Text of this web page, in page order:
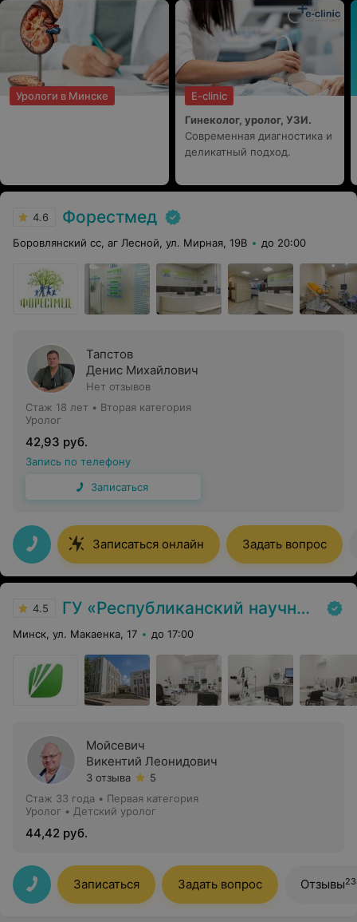
Урологи в Минске
E-clinic
Гинеколог, уролог, УЗИ.
Современная диагностика и
деликатный подход.
4.6 Форестмед
Боровлянский сс, аг Лесной, ул. Мирная, 19В до 20:00
Тапстов
Денис Михайлович
Нет отзывов
Стаж 18 лет • Вторая категория
Уролог
42,93 руб.
Запись по телефону
Записаться
Записаться онлайн Задать вопрос
4.5 ГУ «Республиканский научно-практический центр медицинской экспертизы и реабилитаци»
Минск, ул. Макаенка, 17 до 17:00
Мойсевич
Викентий Леонидович
3 отзыва
5
Стаж 33 года • Первая категория
Уролог • Детский уролог
44,42 руб.
Записаться Задать вопрос Отзывы